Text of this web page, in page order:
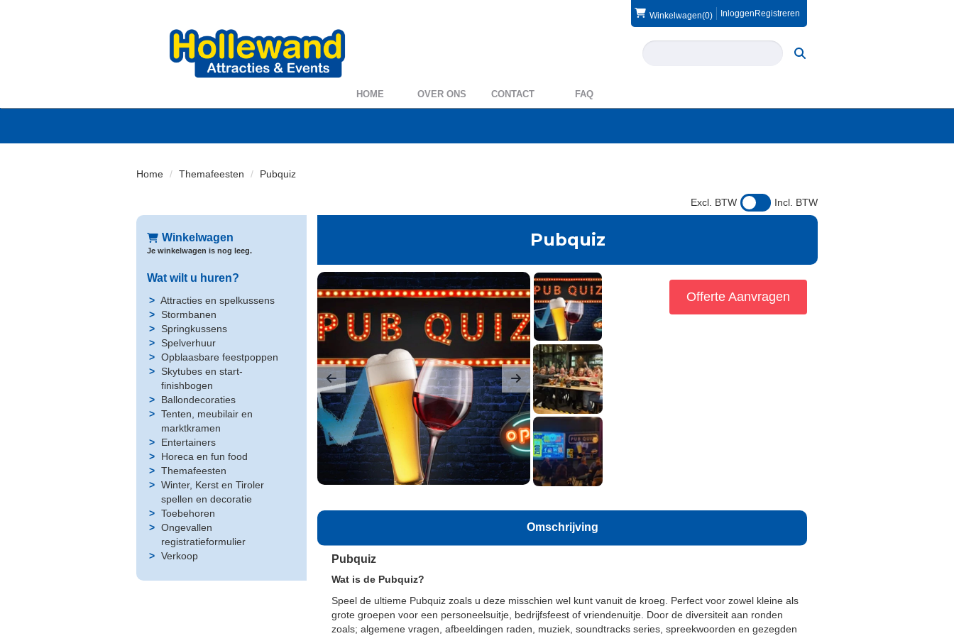
Winkelwagen(0) Inloggen Registreren
HOME OVER ONS CONTACT FAQ
Home Themafeesten Pubquiz
Excl. BTW Incl. BTW
Winkelwagen
Je winkelwagen is nog leeg.
Wat wilt u huren?
Attracties en spelkussens
Stormbanen
Springkussens
Spelverhuur
Opblaasbare feestpoppen
Skytubes en start-
finishbogen
Ballondecoraties
Tenten, meubilair en
marktkramen
Entertainers
Horeca en fun food
Themafeesten
Winter, Kerst en Tiroler
spellen en decoratie
Toebehoren
Ongevallen
registratieformulier
Verkoop
Pubquiz
Previous Next
Offerte Aanvragen
Omschrijving
Pubquiz
Wat is de Pubquiz?
Speel de ultieme Pubquiz zoals u deze misschien wel kunt vanuit de kroeg. Perfect voor zowel kleine als
grote groepen voor een personeelsuitje, bedrijfsfeest of vriendenuitje. Door de diversiteit aan ronden
zoals; algemene vragen, afbeeldingen raden, muziek, soundtracks series, spreekwoorden en gezegden